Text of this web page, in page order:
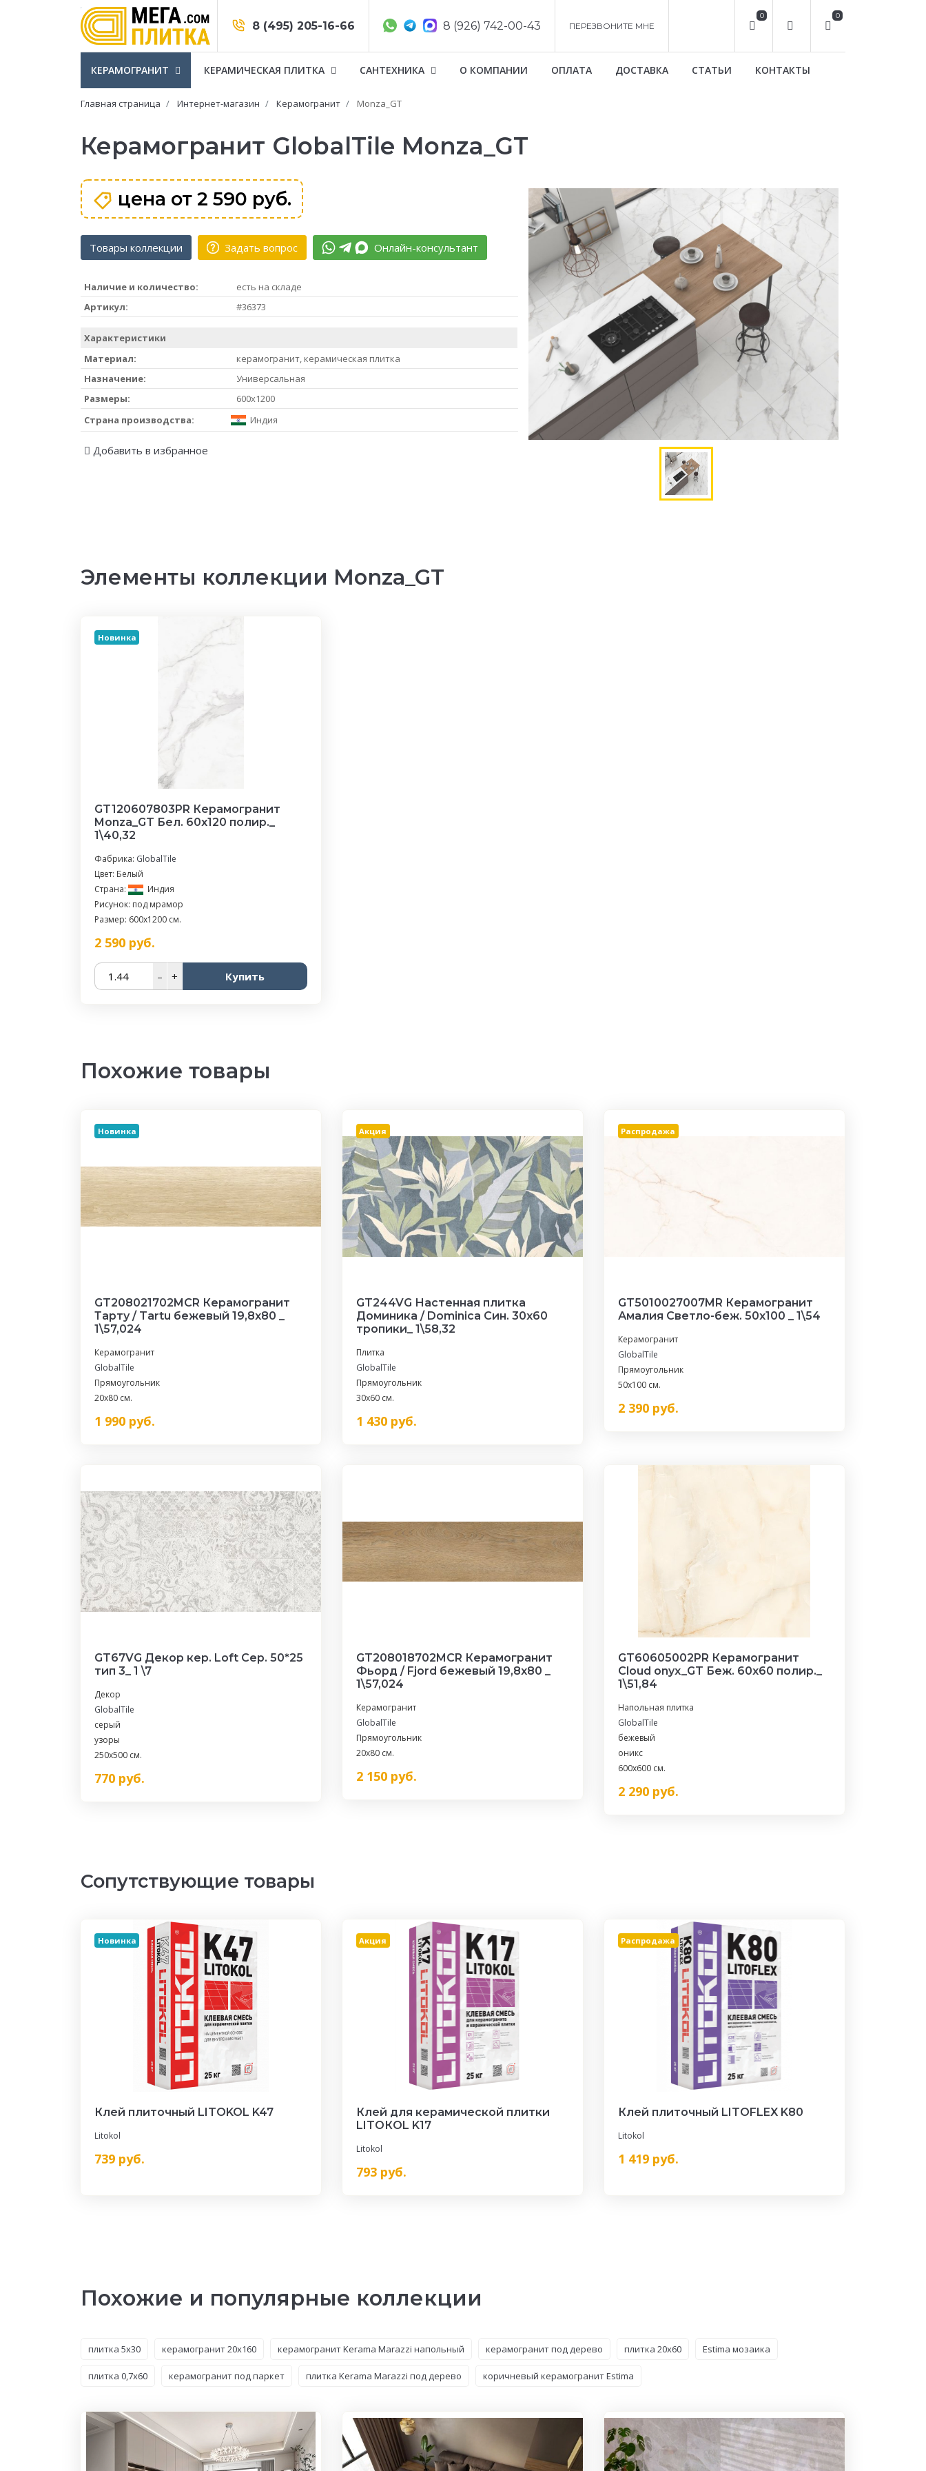
8 (495) 205-16-66 8 (926) 742-00-43 ПЕРЕЗВОНИТЕ МНЕ
0 0
КЕРАМОГРАНИТ КЕРАМИЧЕСКАЯ ПЛИТКА САНТЕХНИКА О КОМПАНИИ ОПЛАТА ДОСТАВКА СТАТЬИ КОНТАКТЫ
Главная страница Интернет-магазин Керамогранит Monza_GT
Керамогранит GlobalTile Monza_GT
цена от 2 590 руб.
Товары коллекции Задать вопрос Онлайн-консультант
Наличие и количество:
есть на складе
Артикул:
#36373
Характеристики
Материал:
керамогранит, керамическая плитка
Назначение:
Универсальная
Размеры:
600x1200
Страна производства:
Индия
Добавить в избранное
Элементы коллекции Monza_GT
Новинка
GT120607803PR Керамогранит
Monza_GT Бел. 60x120 полир._
1\40,32
Фабрика: GlobalTile
Цвет: Белый
Страна:
Индия
Рисунок: под мрамор
Размер: 600x1200 см.
2 590 руб.
– + Купить
Похожие товары
Новинка
GT208021702MСR Керамогранит
Тарту / Tartu бежевый 19,8x80 _
1\57,024
Керамогранит
GlobalTile
Прямоугольник
20x80 см.
1 990 руб.
Акция
GT244VG Настенная плитка
Доминика / Dominica Син. 30x60
тропики_ 1\58,32
Плитка
GlobalTile
Прямоугольник
30x60 см.
1 430руб.
Распродажа
GT5010027007MR Керамогранит
Амалия Светло-беж. 50x100 _ 1\54
Керамогранит
GlobalTile
Прямоугольник
50x100 см.
2 390руб.
GT67VG Декор кер. Loft Сер. 50*25
тип 3_ 1 \7
Декор
GlobalTile
серый
узоры
250x500 см.
770 руб.
GT208018702MСR Керамогранит
Фьорд / Fjord бежевый 19,8x80 _
1\57,024
Керамогранит
GlobalTile
Прямоугольник
20x80 см.
2 150руб.
GT60605002PR Керамогранит
Cloud onyx_GT Беж. 60x60 полир._
1\51,84
Напольная плитка
GlobalTile
бежевый
оникс
600x600 см.
2 290руб.
Сопутствующие товары
Новинка
Клей плиточный LITOKOL K47
Litokol
739 руб.
Акция
Клей для керамической плитки
LITOКOL K17
Litokol
793руб.
Распродажа
Клей плиточный LITOFLEX K80
Litokol
1 419руб.
Похожие и популярные коллекции
плитка 5x30 керамогранит 20x160 керамогранит Kerama Marazzi напольный керамогранит под дерево плитка 20x60 Estima мозаика
плитка 0,7x60 керамогранит под паркет плитка Kerama Marazzi под дерево коричневый керамогранит Estima